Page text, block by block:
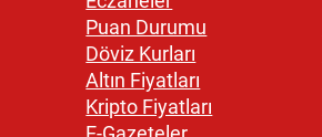
Puan Durumu
Döviz Kurları
Altın Fiyatları
Kripto Fiyatları